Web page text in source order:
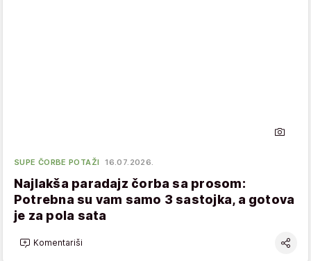
SUPE ČORBE POTAŽI 16.07.2026.
Najlakša paradajz čorba sa prosom:
Potrebna su vam samo 3 sastojka, a gotova
je za pola sata
Komentariši